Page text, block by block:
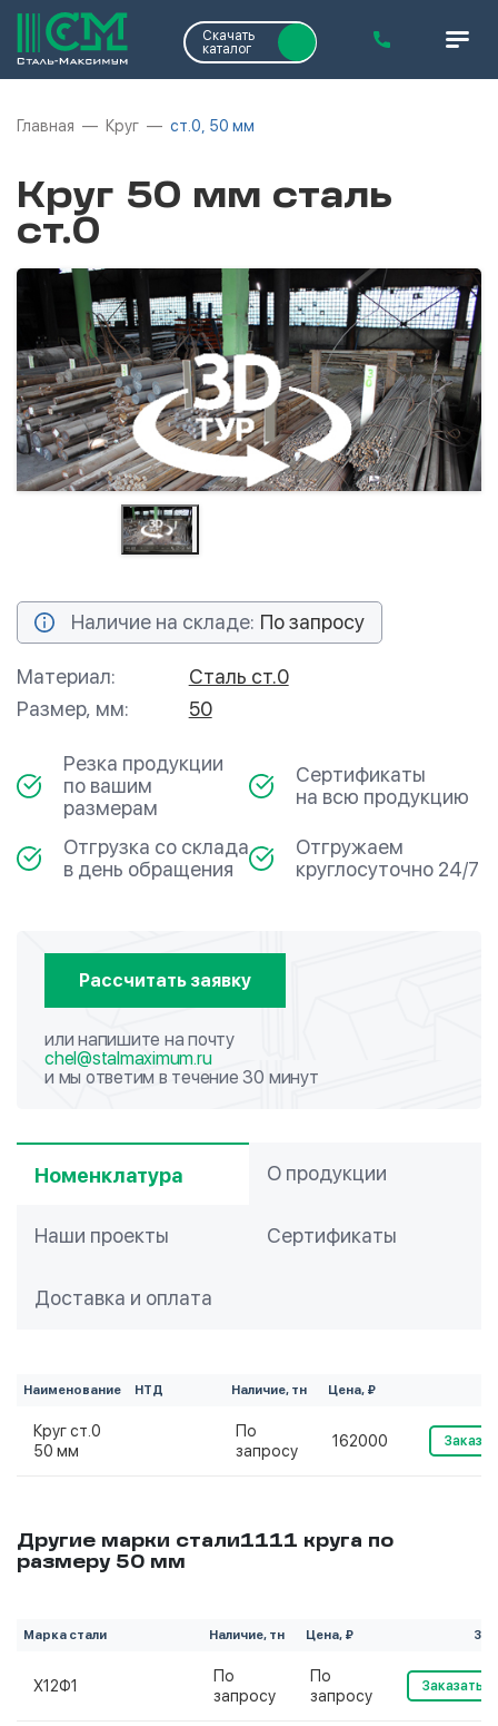
Скачать
каталог
Главная Круг ст.0, 50 мм
Круг 50 мм сталь
ст.0
Наличие на складе: По запросу
Материал:
Сталь ст.0
Размер, мм:
50
Резка продукции
по вашим
размерам
Сертификаты
на всю продукцию
Отгрузка со склада
в день обращения
Отгружаем
круглосуточно 24/7
Рассчитать заявку
или напишите на почту
chel@stalmaximum.ru
и мы ответим в течение 30 минут
Номенклатура О продукции
Наши проекты Сертификаты
Доставка и оплата
Наименование НТД Наличие, тн Цена, ₽
Круг ст.0
50 мм
По
запросу
162000
Другие марки стали1111 круга по
размеру 50 мм
Марка стали Наличие, тн Цена, ₽
Х12Ф1
По
запросу
По
запросу
Заказать